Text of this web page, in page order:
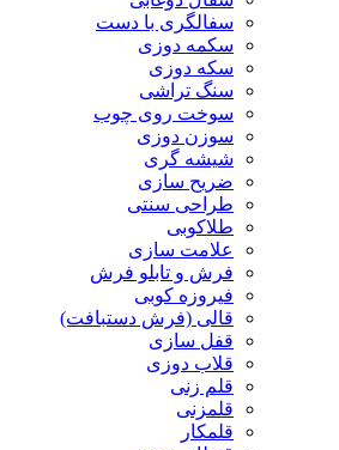
سفالگری با دست
سکمه دوزی
سکه دوزی
سنگ تراشی
سوخت روی چوب
سوزن دوزی
شیشه گری
ضریح سازی
طراحی سنتی
طلاکوبی
علامت سازی
فرش و تابلو فرش
فیروزه کوبی
قالی (فرش دستبافت)
قفل سازی
قلاب دوزی
قلم زنی
قلمزنی
قلمکار